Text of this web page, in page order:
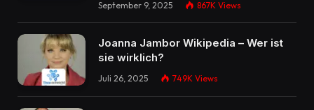
September 9, 2025 867K Views
Joanna Jambor Wikipedia – Wer ist
sie wirklich?
Juli 26, 2025 749K Views